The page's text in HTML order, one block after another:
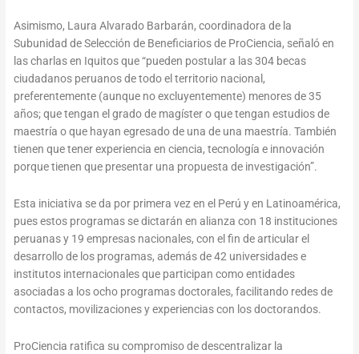
Asimismo, Laura Alvarado Barbarán, coordinadora de la
Subunidad de Selección de Beneficiarios de ProCiencia, señaló en
las charlas en Iquitos que “pueden postular a las 304 becas
ciudadanos peruanos de todo el territorio nacional,
preferentemente (aunque no excluyentemente) menores de 35
años; que tengan el grado de magíster o que tengan estudios de
maestría o que hayan egresado de una de una maestría. También
tienen que tener experiencia en ciencia, tecnología e innovación
porque tienen que presentar una propuesta de investigación”.
Esta iniciativa se da por primera vez en el Perú y en Latinoamérica,
pues estos programas se dictarán en alianza con 18 instituciones
peruanas y 19 empresas nacionales, con el fin de articular el
desarrollo de los programas, además de 42 universidades e
institutos internacionales que participan como entidades
asociadas a los ocho programas doctorales, facilitando redes de
contactos, movilizaciones y experiencias con los doctorandos.
ProCiencia ratifica su compromiso de descentralizar la